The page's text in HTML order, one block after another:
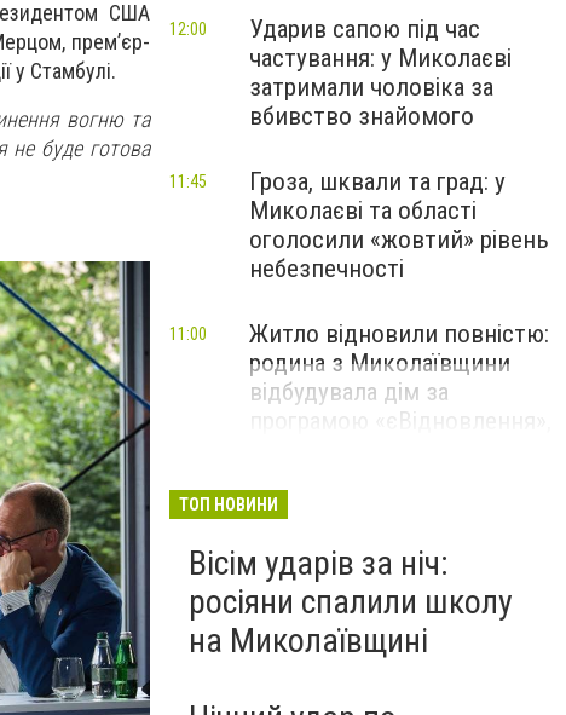
США
прем’єр-
у Стамбулі.
вогню та
не буде готова
Ударив сапою під час
частування: у Миколаєві
затримали чоловіка за
вбивство знайомого
12:00
Гроза, шквали та град: у
Миколаєві та області
оголосили «жовтий» рівень
небезпечності
11:45
Житло відновили повністю:
родина з Миколаївщини
відбудувала дім за
програмою «єВідновлення»,
11:00
ТОП НОВИНИ
Вісім ударів за ніч:
росіяни спалили школу
на Миколаївщині